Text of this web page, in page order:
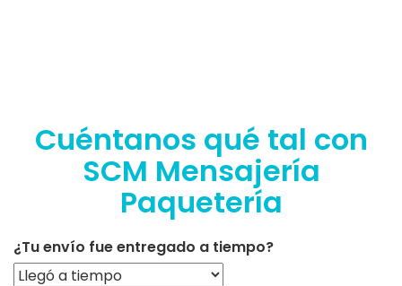
Cuéntanos qué tal con
SCM Mensajería
Paquetería
¿Tu envío fue entregado a tiempo?